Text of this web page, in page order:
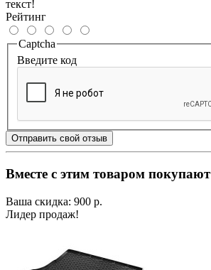
текст!
Рейтинг
Captcha
Введите код
Отправить свой отзыв
Вместе с этим товаром покупают
Ваша скидка: 900 р.
Лидер продаж!